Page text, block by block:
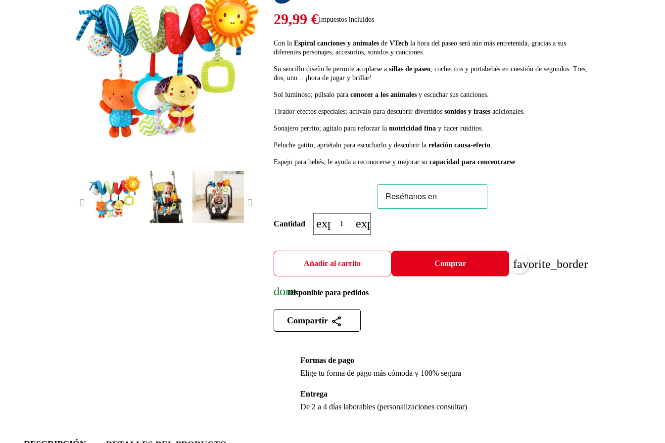
PREVIOUS
29,99 €Impuestos incluidos
Con la Espiral canciones y animalesde VTechla hora del paseo será aún más entretenida, gracias a sus
diferentes personajes, accesorios, sonidos y canciones.
Su sencillo diseño le permite acoplarse a sillas de paseo, cochecitos y portabebés en cuestión de segundos. Tres,
dos, uno... ¡hora de jugar y brillar!
Sol luminoso; púlsalo para conocer a los animalesy escuchar sus canciones.
Tirador efectos especiales; actívalo para descubrir divertidossonidos y frasesadicionales.
Sonajero perrito; agítalo para reforzar la motricidad finay hacer ruiditos.
Peluche gatito; apriétalo para escucharlo y descubrir la relación causa-efecto.
Espejo para bebés; le ayuda a reconocerse y mejorar su capacidad para concentrarse.
Cantidad expand_moreexpand_less
Añadir al carrito Comprar favorite_border
doneDisponible para pedidos
Compartir
Formas de pago
Elige tu forma de pago más cómoda y 100% segura
Entrega
De 2 a 4 días laborables (personalizaciones consultar)